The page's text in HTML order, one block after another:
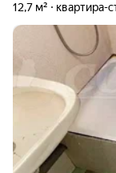
12,7 м² квартира-